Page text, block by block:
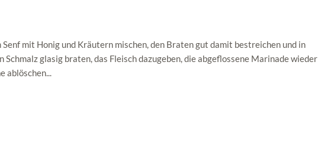
mit Honig und Kräutern mischen, den Braten gut damit bestreichen und in
glasig braten, das Fleisch dazugeben, die abgeflossene Marinade wieder
ablöschen...